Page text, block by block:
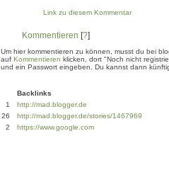
Link zu diesem Kommentar
Kommentieren [?]
Um hier kommentieren zu können, musst du bei
auf Kommentieren klicken, dort "Noch nicht
und ein Passwort eingeben. Du kannst dann
Backlinks
1
http://mad.blogger.de
26
http://mad.blogger.de/stories/1467969
2
https://www.google.com